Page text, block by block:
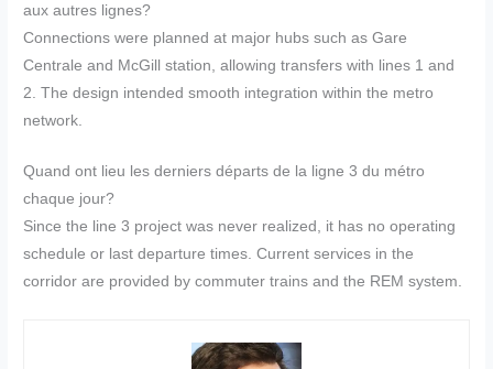
aux autres lignes?
Connections were planned at major hubs such as Gare
Centrale and McGill station, allowing transfers with lines 1 and
2. The design intended smooth integration within the metro
network.
Quand ont lieu les derniers départs de la ligne 3 du métro
chaque jour?
Since the line 3 project was never realized, it has no operating
schedule or last departure times. Current services in the
corridor are provided by commuter trains and the REM system.